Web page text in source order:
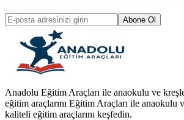
Abone Ol
Anadolu Eğitim Araçları ile anaokulu ve
eğitim araçlarını Eğitim Araçları ile anaokulu
kaliteli eğitim araçlarını keşfedin.